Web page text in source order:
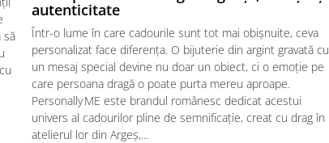
să
autenticitate
Într-o lume în care cadourile sunt tot mai obișnuite, ceva
personalizat face diferența. O bijuterie din argint gravată cu
un mesaj special devine nu doar un obiect, ci o emoție pe
care persoana dragă o poate purta mereu aproape.
Personally ME este brandul românesc dedicat acestui
univers al cadourilor pline de semnificație, creat cu drag în
atelierul lor din Argeș,...